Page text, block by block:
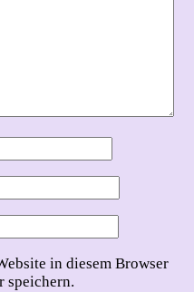
in diesem Browser
speichern.